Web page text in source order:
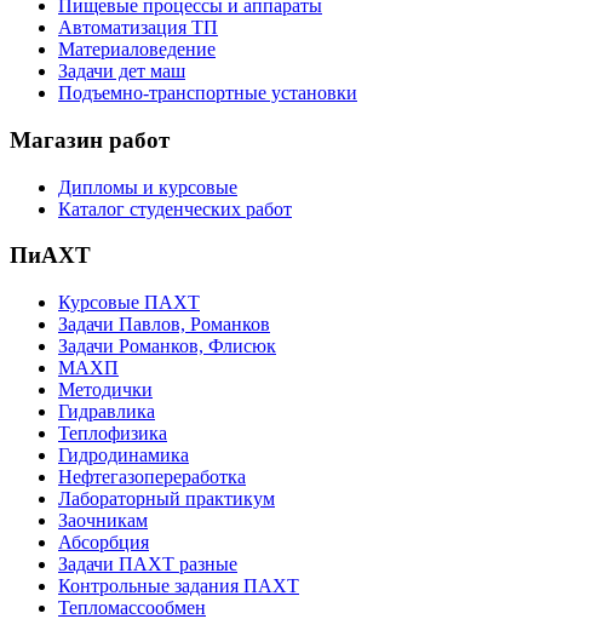
Пищевые процессы и аппараты
Автоматизация ТП
Материаловедение
Задачи дет маш
Подъемно-транспортные установки
Магазин работ
Дипломы и курсовые
Каталог студенческих работ
ПиАХТ
Курсовые ПАХТ
Задачи Павлов, Романков
Задачи Романков, Флисюк
МАХП
Методички
Гидравлика
Теплофизика
Гидродинамика
Нефтегазопереработка
Лабораторный практикум
Заочникам
Абсорбция
Задачи ПАХТ разные
Контрольные задания ПАХТ
Тепломассообмен